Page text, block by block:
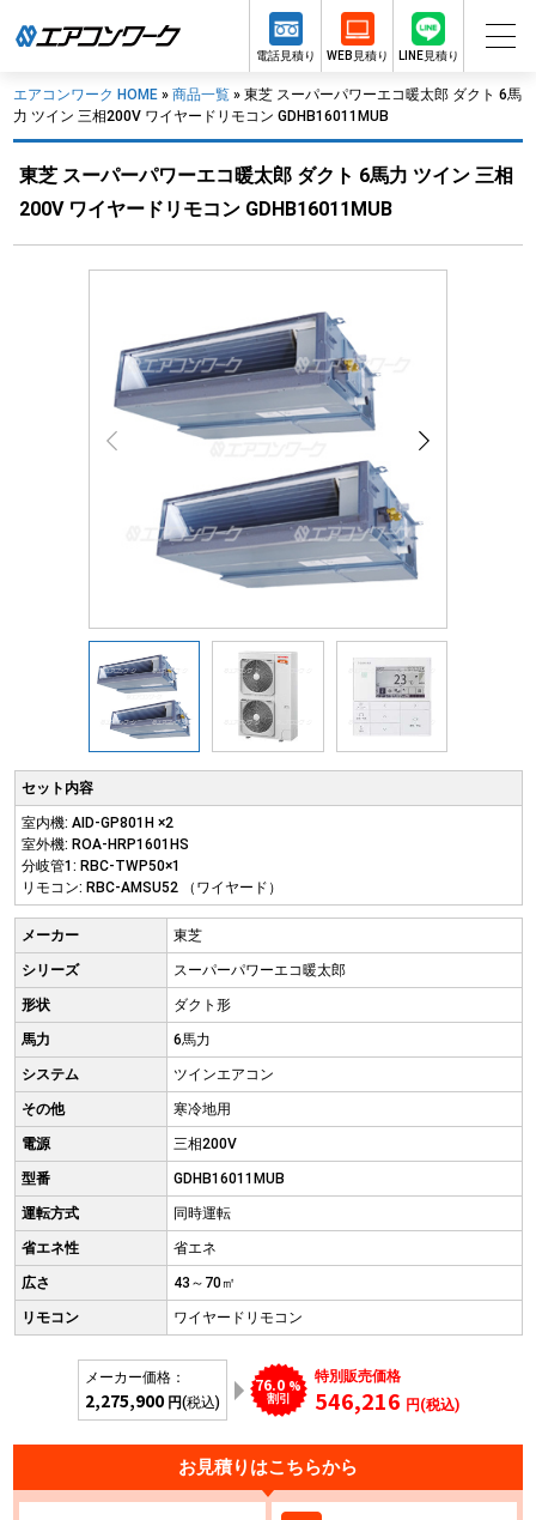
電話見積り WEB見積り LINE見積り
エアコンワーク HOME » 商品一覧 » 東芝 スーパーパワーエコ暖太郎 ダクト 6馬
力 ツイン 三相200V ワイヤードリモコン GDHB16011MUB
東芝 スーパーパワーエコ暖太郎 ダクト 6馬力 ツイン 三相
200V ワイヤードリモコン GDHB16011MUB
セット内容
室内機: AID-GP801H ×2
室外機: ROA-HRP1601HS
分岐管1: RBC-TWP50×1
リモコン: RBC-AMSU52 （ワイヤード）
メーカー 東芝
シリーズ スーパーパワーエコ暖太郎
形状 ダクト形
馬力 6馬力
システム ツインエアコン
その他 寒冷地用
電源 三相200V
型番 GDHB16011MUB
運転方式 同時運転
省エネ性 省エネ
広さ 43～70㎡
リモコン ワイヤードリモコン
メーカー価格：
2,275,900 円(税込)
76.0 %
割引
特別販売価格
546,216 円(税込)
お見積りはこちらから